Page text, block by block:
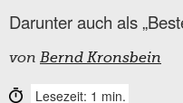
Darunter auch als
von Bernd Kronsbein
Lesezeit: 1 min.